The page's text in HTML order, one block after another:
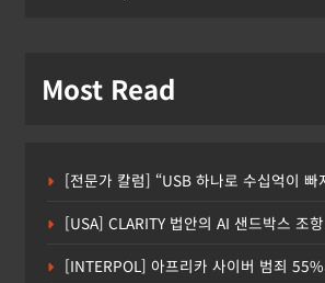
Most Read
[전문가 칼럼] “USB 하나로 수십억이 빠
[USA] CLARITY 법안의 AI 샌드박스 조
[INTERPOL] 아프리카 사이버 범죄